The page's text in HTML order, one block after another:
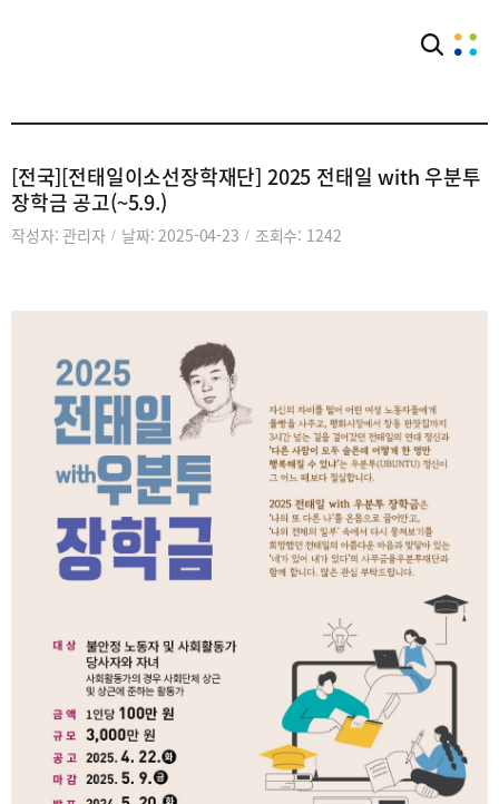
[전국][전태일이소선장학재단] 2025 전태일 with 우분투
장학금 공고(~5.9.)
작성자: 관리자 / 날짜: 2025-04-23 / 조회수: 1242